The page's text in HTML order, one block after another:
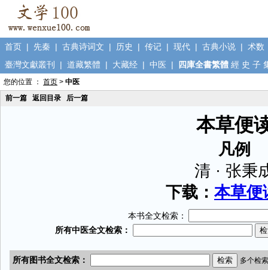
首页 | 先秦 | 古典诗词文 | 历史 | 传记 | 现代 | 古典小说 | 术数
臺灣文獻叢刊
| 道藏繁體 | 大藏经 | 中医 | 四庫全書繁體 經 史 子
您的位置 ： 首页 > 中医
前一篇
返回目录 后一篇
本草便
凡例
清 · 张秉
下载： 本草
本书全文检索：